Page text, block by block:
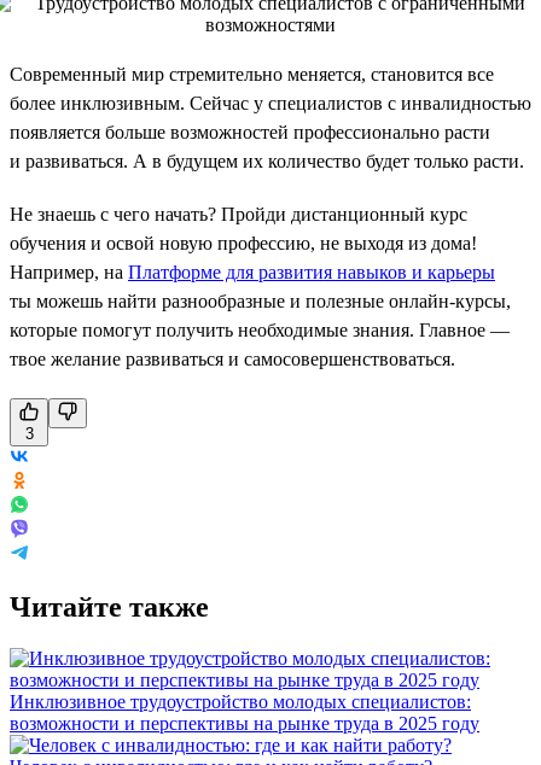
Современный мир стремительно меняется, становится все
более инклюзивным. Сейчас у специалистов с инвалидностью
появляется больше возможностей профессионально расти
и развиваться. А в будущем их количество будет только расти.
Не знаешь с чего начать? Пройди дистанционный курс
обучения и освой новую профессию, не выходя из дома!
Например, на Платформе для развития навыков и карьеры
ты можешь найти разнообразные и полезные онлайн-курсы,
которые помогут получить необходимые знания. Главное —
твое желание развиваться и самосовершенствоваться.
3
Читайте также
Инклюзивное трудоустройство молодых специалистов:
возможности и перспективы на рынке труда в 2025 году